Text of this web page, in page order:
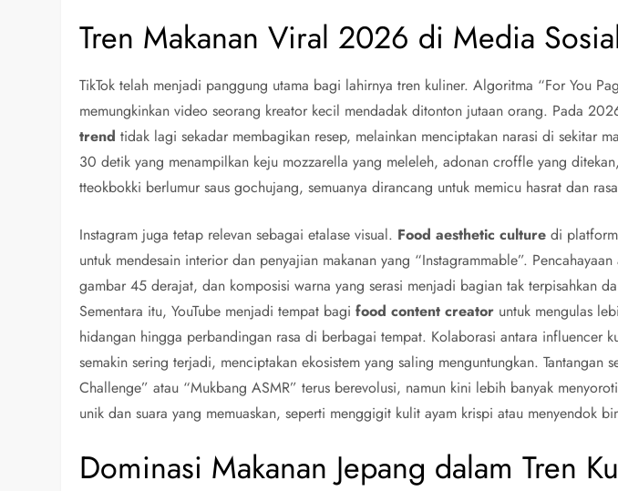
Tren Makanan Viral 2026 di Media
TikTok telah menjadi panggung utama bagi lahirnya tren kuliner. Algoritma “For You
memungkinkan video seorang kreator kecil mendadak ditonton jutaan orang. Pada
trend tidak lagi sekadar membagikan resep, melainkan menciptakan narasi di sekitar
30 detik yang menampilkan keju mozzarella yang meleleh, adonan croffle yang
tteokbokki berlumur saus gochujang, semuanya dirancang untuk memicu hasrat dan
Instagram juga tetap relevan sebagai etalase visual. Food aesthetic culture di
untuk mendesain interior dan penyajian makanan yang “Instagrammable”.
gambar 45 derajat, dan komposisi warna yang serasi menjadi bagian tak terpisahkan
Sementara itu, YouTube menjadi tempat bagifood content creator untuk mengulas
hidangan hingga perbandingan rasa di berbagai tempat. Kolaborasi antara influencer
semakin sering terjadi, menciptakan ekosistem yang saling menguntungkan. Tantangan
Challenge” atau “Mukbang ASMR” terus berevolusi, namun kini lebih banyak
unik dan suara yang memuaskan, seperti menggigit kulit ayam krispi atau menyendok
Dominasi Makanan Jepang dalam Tren